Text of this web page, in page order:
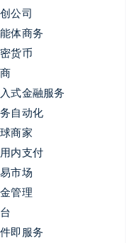
公司
体商务
货币
式金融服务
自动化
商家
内支付
市场
管理
即服务